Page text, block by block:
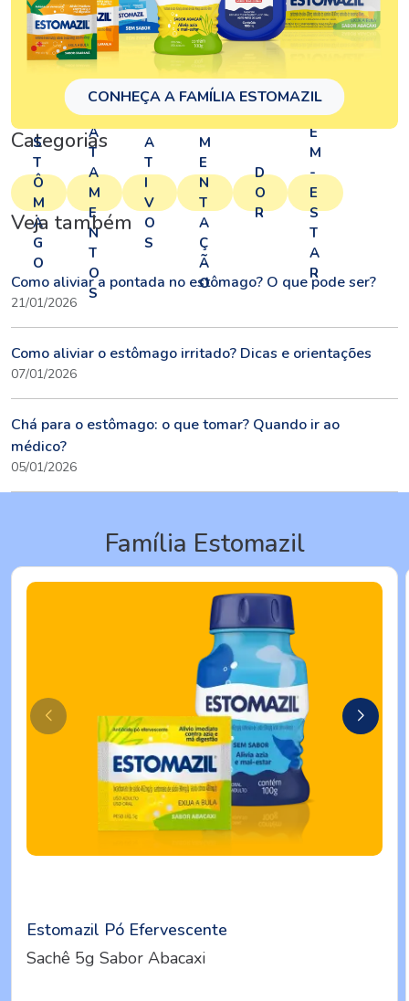
CONHEÇA A FAMÍLIA ESTOMAZIL
Categorias
S
T
Ô
M
A
G
O
T
R
A
T
A
M
E
N
T
O
S
A
T
I
V
O
S
A
M
E
N
T
A
Ç
Ã
O
D
O
R
B
E
M
-
E
S
T
A
R
Veja também
Como aliviar a pontada no estômago? O que pode ser?
21/01/2026
Como aliviar o estômago irritado? Dicas e orientações
07/01/2026
Chá para o estômago: o que tomar? Quando ir ao
médico?
05/01/2026
Família Estomazil
Estomazil Pó Efervescente
Sachê 5g Sabor Abacaxi